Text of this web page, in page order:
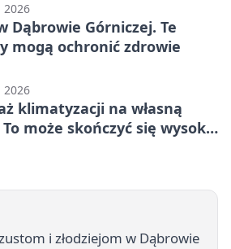
2026
Dąbrowie Górniczej. Te
mogą ochronić zdrowie
2026
klimatyzacji na własną
może skończyć się wysoką
i złodziejom w Dąbrowie